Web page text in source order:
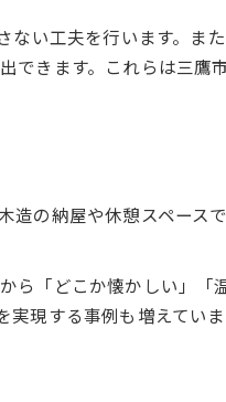
い工夫を行います。ま
できます。これらは三鷹
の納屋や休憩スペース
ら「どこか懐かしい」「
現する事例も増えていま